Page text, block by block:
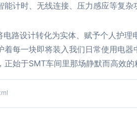
计时、无线连接、压力感应等复
路设计转化为实体、赋予个人护
每一块即将装入我们日常使用电
始于SMT车间里那场静默而高效的